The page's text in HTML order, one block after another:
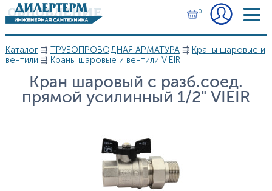
Перейти к основному содержанию
0
Вы здесь
Каталог⇶ ТРУБОПРОВОДНАЯ АРМАТУРА⇶ Краны шаровые и
вентили ⇶ Краны шаровые и вентили VIEIR
Кран шаровый с разб.соед.
прямой усилинный 1/2" VIEIR